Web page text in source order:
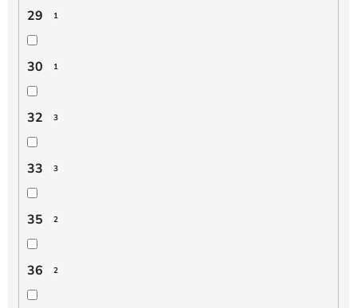
29 1
30 1
32 3
33 3
35 2
36 2